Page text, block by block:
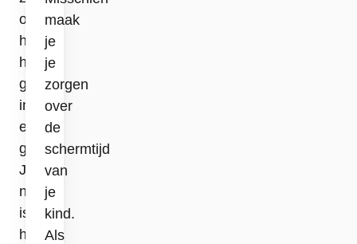
op
hoe
het
gaat
in
een
gezin.
Juist
nu
is
het
maak
je
je
zorgen
over
de
schermtijd
van
je
kind.
Als